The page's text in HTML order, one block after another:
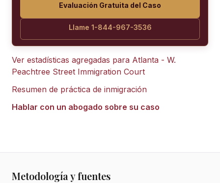
Evaluación Gratuita del Caso
Llame 1-844-967-3536
Ver estadísticas agregadas para Atlanta - W.
Peachtree Street Immigration Court
Resumen de práctica de inmigración
Hablar con un abogado sobre su caso
Metodología y fuentes